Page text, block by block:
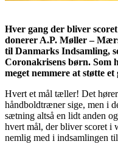
Hver gang der bliver
donerer A.P. Møller –
til Danmarks Indsamling,
Coronakrisens børn. Som
meget nemmere at støtte
Hvert et mål tæller! Det
håndboldtræner sige, men i
sætning altså en lidt anden
hvert mål, der bliver scoret i
nemlig med i indsamlingen